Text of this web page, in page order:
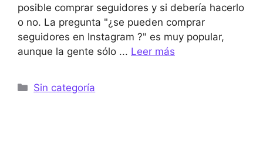
posible comprar seguidores y si debería hacerlo
o no. La pregunta "¿se pueden comprar
seguidores en Instagram ?" es muy popular,
aunque la gente sólo ... Leer más
Categorías
Sin categoría